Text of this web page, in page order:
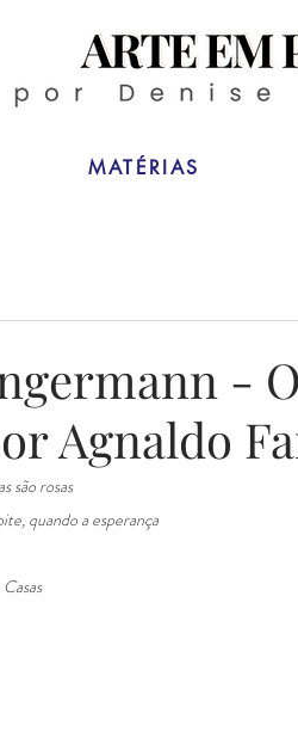
MATÉRIAS
-
Agnaldo
são rosas
quando a esperança